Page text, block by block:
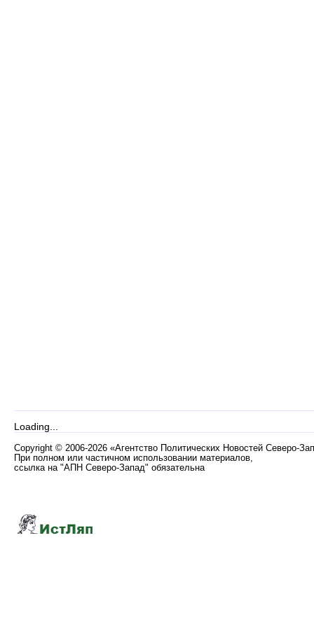
Loading...
Copyright © 2006-2026 «Агентство Политических Новостей Северо-
При полном или частичном использовании материалов,
ссылка на "АПН Северо-Запад" обязательна